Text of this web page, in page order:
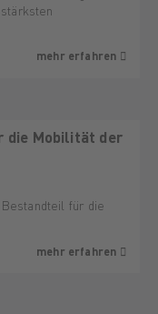
mehr erfahren
die Mobilität der
für die
mehr erfahren